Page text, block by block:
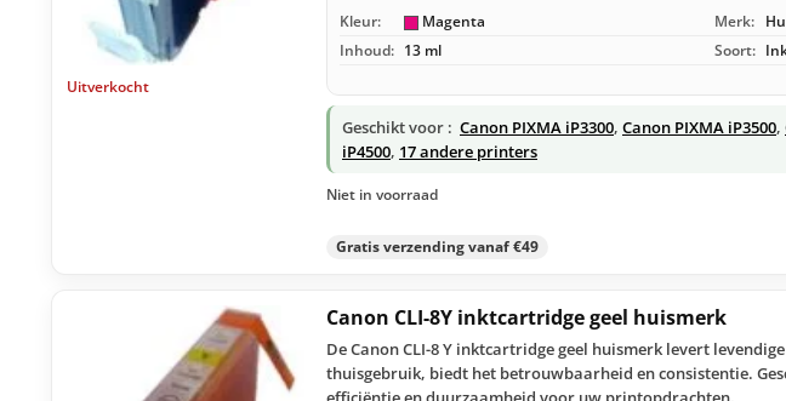
Uitverkocht
Kleur: Magenta Merk:
Inhoud: 13 ml Soort:
Geschikt voor : Canon PIXMA iP3300, Canon PIXMA iP3500,
iP4500, 17 andere printers
Niet in voorraad
Gratis verzending vanaf €49
Canon CLI-8Y inktcartridge geel huismerk
De Canon CLI-8 Y inktcartridge geel huismerk levert
thuisgebruik, biedt het betrouwbaarheid en consistentie.